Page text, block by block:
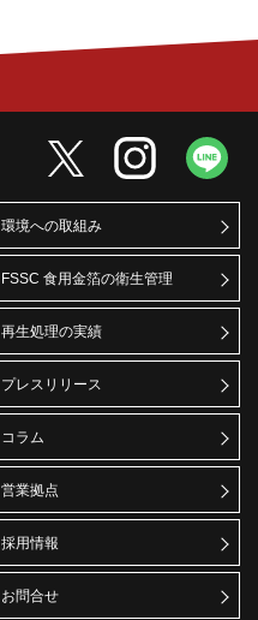
環境への取組み
FSSC 食用金箔の衛生管理
再生処理の実績
プレスリリース
コラム
営業拠点
採用情報
お問合せ